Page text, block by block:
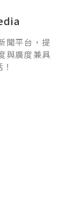
聞平台，提
與廣度兼具